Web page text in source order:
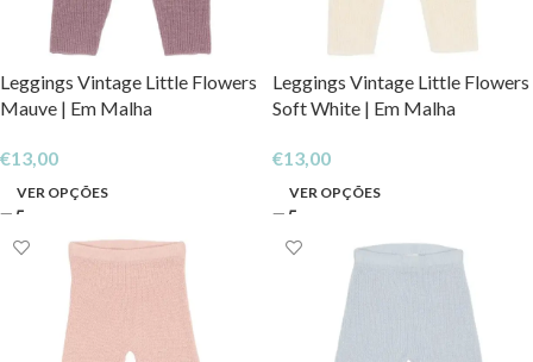
Leggings Vintage Little Flowers
Mauve | Em Malha
€13,00
VER OPÇÕES
Leggings Vintage Little Flowers
Soft White | Em Malha
€13,00
VER OPÇÕES